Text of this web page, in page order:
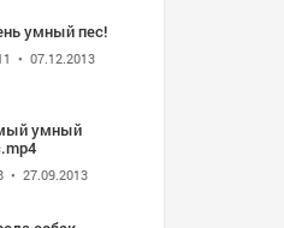
умный пес!
• 07.12.2013
умный
• 27.09.2013